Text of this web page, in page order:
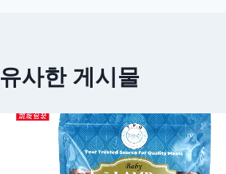
유사한 게시물